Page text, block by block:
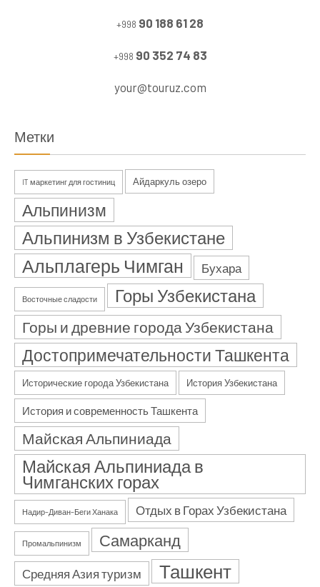
+998 90 188 61 28
+998 90 352 74 83
your@touruz.com
Метки
IT маркетинг для гостиниц Айдаркуль озеро
Альпинизм
Альпинизм в Узбекистане
Альплагерь Чимган Бухара
Восточные сладости Горы Узбекистана
Горы и древние города Узбекистана
Достопримечательности Ташкента
Исторические города Узбекистана История Узбекистана
История и современность Ташкента
Майская Альпиниада
Майская Альпиниада в
Чимганских горах
Надир–Диван–Беги Ханака Отдых в Горах Узбекистана
Промальпинизм Самарканд
Средняя Азия туризм Ташкент